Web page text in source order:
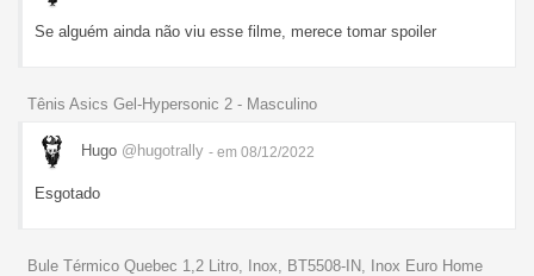
Se alguém ainda não viu esse filme, merece tomar spoiler
Tênis Asics Gel-Hypersonic 2 - Masculino
Hugo @hugotrally - em 08/12/2022
Esgotado
Bule Térmico Quebec 1,2 Litro, Inox, BT5508-IN, Inox Euro Home